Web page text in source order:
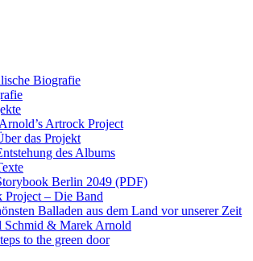
Biografie
Artrock Project
das Projekt
des Albums
Berlin 2049 (PDF)
Project – Die Band
Balladen aus dem Land vor unserer Zeit
Schmid & Marek Arnold
to the green door